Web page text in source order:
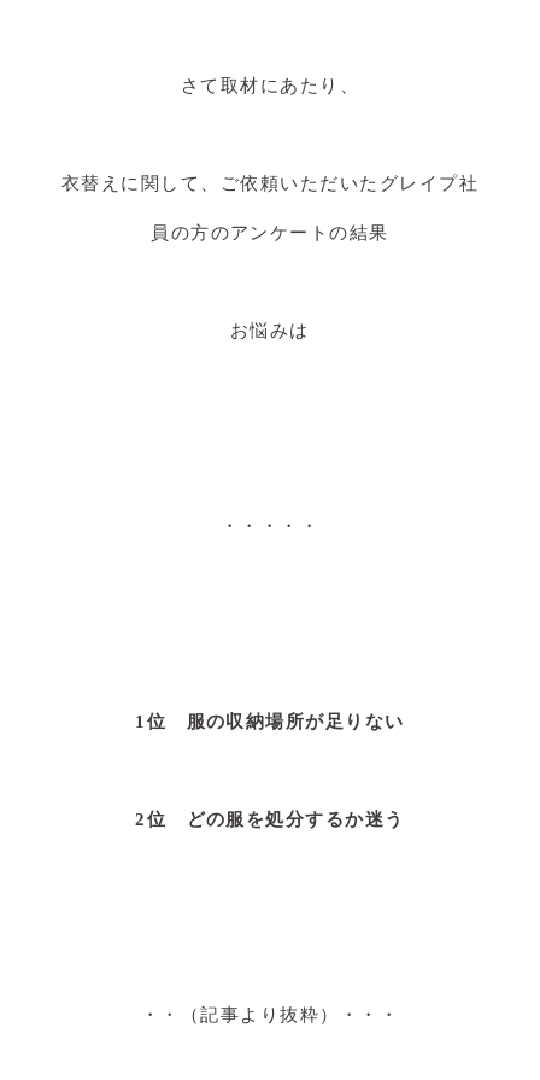
さて取材にあたり、
衣替えに関して、ご依頼いただいたグレイプ社
員の方のアンケートの結果
お悩みは
・・・・・
1位 服の収納場所が足りない
2位 どの服を処分するか迷う
・・（記事より抜粋）・・・